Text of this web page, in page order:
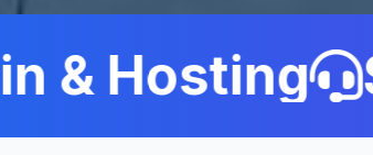
Hosting